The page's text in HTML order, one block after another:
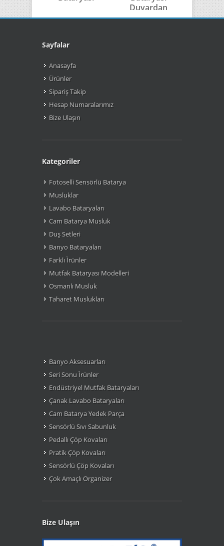
Duvardan
Sayfalar
Anasayfa
Ürünler
Sipariş Takip
Hesap Numaralarımız
Bize Ulaşın
Kategoriler
Fotoselli Sensörlü Batarya
Musluklar
Lavabo Bataryaları
Cam Batarya Musluk
Duş Setleri
Banyo Bataryaları
Farklı Ìrünler
Mutfak Bataryası Modelleri
Osmanlı Musluk
Taharet Muslukları
Banyo Aksesuarları
Seri Sonu Ìrünler
Endüstriyel Mutfak Bataryaları
Çanak Lavabo Bataryaları
Cam Batarya Yedek Parça
Sensörlü Sıvı Sabunluk
Pedallı Çöp Kovaları
Pratik Çöp Kovaları
Sensörlü Çöp Kovaları
Çok Amaçlı Organizer
Bize Ulaşın